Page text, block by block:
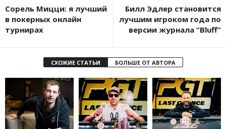
Сорель Мицци: я лучший
в покерных онлайн
турнирах
Билл Эдлер становится
лучшим игроком года по
версии журнала “Bluff”
СХОЖИЕ СТАТЬИ БОЛЬШЕ ОТ АВТОРА